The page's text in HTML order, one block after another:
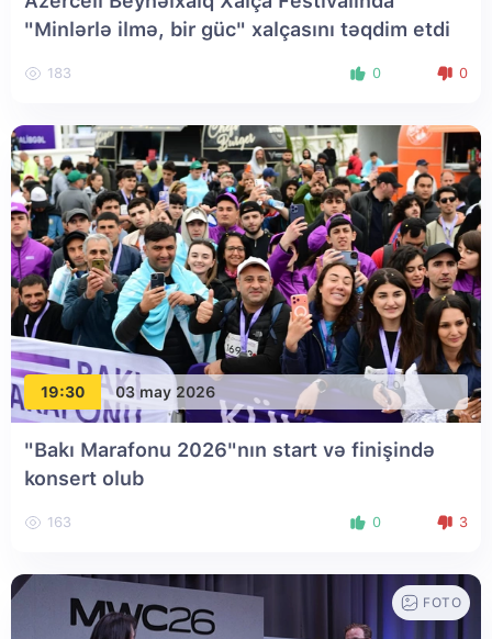
"Minlərlə ilmə, bir güc" xalçasını təqdim etdi
183 0 0
19:30 03 may 2026
"Bakı Marafonu 2026"nın start və finişində
konsert olub
163 0 3
FOTO